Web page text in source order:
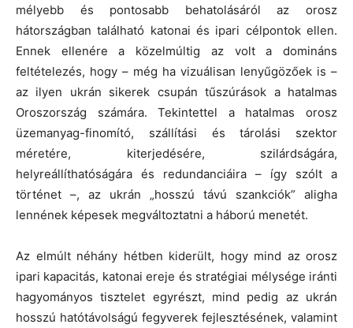
mélyebb és pontosabb behatolásáról az orosz
hátországban található katonai és ipari célpontok ellen.
Ennek ellenére a közelmúltig az volt a domináns
feltételezés, hogy – még ha vizuálisan lenyűgözőek is –
az ilyen ukrán sikerek csupán tűszúrások a hatalmas
Oroszország számára. Tekintettel a hatalmas orosz
üzemanyag-finomító, szállítási és tárolási szektor
méretére, kiterjedésére, szilárdságára,
helyreállíthatóságára és redundanciáira – így szólt a
történet –, az ukrán „hosszú távú szankciók” aligha
lennének képesek megváltoztatni a háború menetét.
Az elmúlt néhány hétben kiderült, hogy mind az orosz
ipari kapacitás, katonai ereje és stratégiai mélysége iránti
hagyományos tisztelet egyrészt, mind pedig az ukrán
hosszú hatótávolságú fegyverek fejlesztésének, valamint